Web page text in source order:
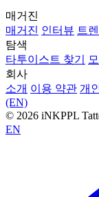
매거진
매거진 인터뷰 트
탐색
타투이스트 찾기
회사
소개 이용 약관 개
(EN)
© 2026 iNKPPL
EN